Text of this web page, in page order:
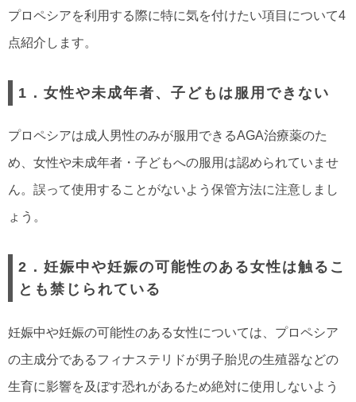
プロペシアを利用する際に特に気を付けたい項目について4
点紹介します。
1．女性や未成年者、子どもは服用できない
プロペシアは成人男性のみが服用できるAGA治療薬のた
め、女性や未成年者・子どもへの服用は認められていませ
ん。誤って使用することがないよう保管方法に注意しまし
ょう。
2．妊娠中や妊娠の可能性のある女性は触るこ
とも禁じられている
妊娠中や妊娠の可能性のある女性については、プロペシア
の主成分であるフィナステリドが男子胎児の生殖器などの
生育に影響を及ぼす恐れがあるため絶対に使用しないよう